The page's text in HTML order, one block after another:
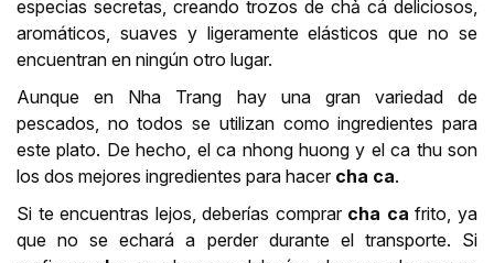
especias secretas, creando trozos de chả cá deliciosos,
aromáticos, suaves y ligeramente elásticos que no se
encuentran en ningún otro lugar.
Aunque en Nha Trang hay una gran variedad de
pescados, no todos se utilizan como ingredientes para
este plato. De hecho, el ca nhong huong y el ca thu son
los dos mejores ingredientes para hacer cha ca.
Si te encuentras lejos, deberías comprar cha ca frito, ya
que no se echará a perder durante el transporte. Si